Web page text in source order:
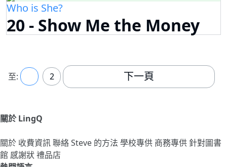
Who is She?
20 - Show Me the Money
至: 2 下一頁
關於 LingQ
關於 收費資訊聯絡Steve 的方法 學校專供 商務專供 針對圖書
館 感謝狀禮品店